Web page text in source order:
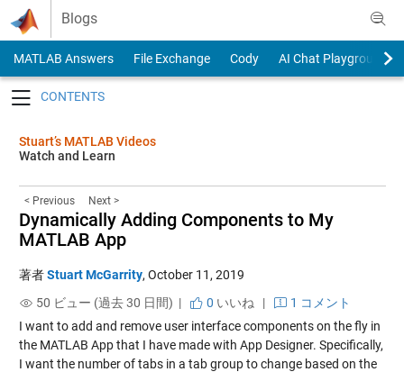
Skip to content
Blogs
MATLAB Answers File Exchange Cody
AI Chat Playground
Stuart’s MATLAB Videos
Watch and Learn
< Previous Next >
Dynamically Adding Components to My
MATLAB App
著者Stuart McGarrity, October 11, 2019
50 ビュー (過去 30 日間) |
0 いいね |
1 コメント
I want to add and remove user interface components on the fly in
the MATLAB App that I have made with App Designer. Specifically,
I want the number of tabs in a tab group to change based on the